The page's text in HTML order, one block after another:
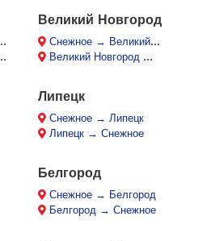
Великий Новгород
Снежное → Великий Новгород
Великий Новгород → Снежное
Липецк
Снежное → Липецк
Липецк → Снежное
Белгород
Снежное → Белгород
Белгород → Снежное